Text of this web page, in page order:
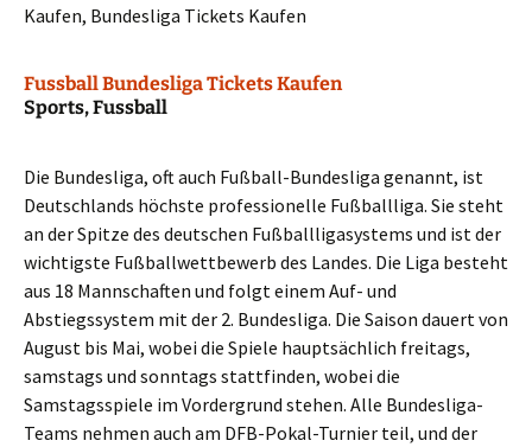
Kaufen, Bundesliga Tickets Kaufen
Fussball Bundesliga Tickets Kaufen
Sports, Fussball
Die Bundesliga, oft auch Fußball-Bundesliga genannt, ist
Deutschlands höchste professionelle Fußballliga. Sie steht
an der Spitze des deutschen Fußballligasystems und ist der
wichtigste Fußballwettbewerb des Landes. Die Liga besteht
aus 18 Mannschaften und folgt einem Auf- und
Abstiegssystem mit der 2. Bundesliga. Die Saison dauert von
August bis Mai, wobei die Spiele hauptsächlich freitags,
samstags und sonntags stattfinden, wobei die
Samstagsspiele im Vordergrund stehen. Alle Bundesliga-
Teams nehmen auch am DFB-Pokal-Turnier teil, und der